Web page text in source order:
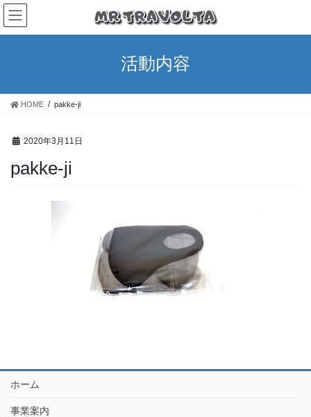
活動内容
HOME pakke-ji
2020年3月11日
pakke-ji
ホーム
事業案内